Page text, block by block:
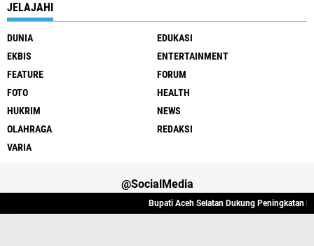
JELAJAHI
DUNIA
EDUKASI
EKBIS
ENTERTAINMENT
FEATURE
FORUM
FOTO
HEALTH
HUKRIM
NEWS
OLAHRAGA
REDAKSI
VARIA
@SocialMedia
Bupati Aceh Selatan Dukung Peningkatan